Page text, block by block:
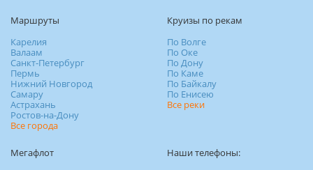
Маршруты
Карелия
Валаам
Санкт-Петербург
Пермь
Нижний Новгород
Самару
Астрахань
Ростов-на-Дону
Все города
Круизы по рекам
По Волге
По Оке
По Дону
По Каме
По Байкалу
По Енисею
Все реки
Мегафлот
Наши телефоны: